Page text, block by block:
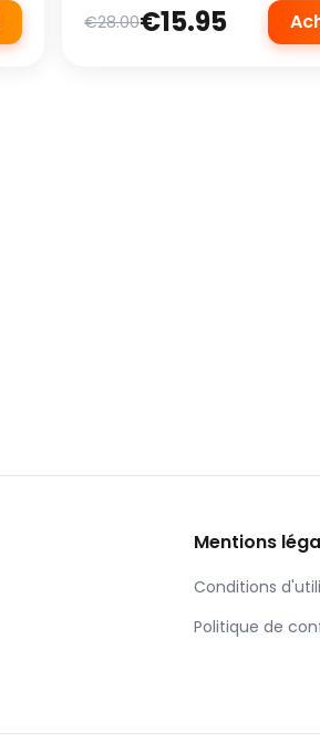
€28.00€15.95
Mentions
Conditions
Politique de